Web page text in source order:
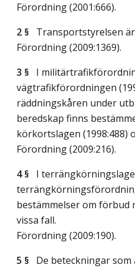
Förordning (2001:666).
2 § Transportstyrelsen
Förordning (2009:1369).
3 § I
vägtrafikförordningen
räddningskåren under
beredskap finns
körkortslagen (1998:488)
Förordning (2009:216).
4 § I
bestämmelser om
vissa fall.
Förordning (2009:190).
5 § De beteckningar som